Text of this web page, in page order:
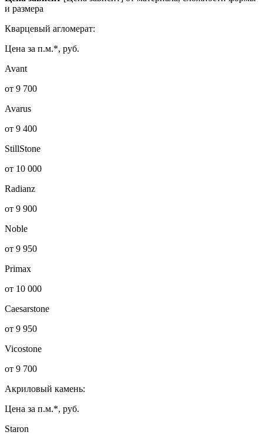
и размера
Кварцевый агломерат:
Цена за п.м.*, руб.
Avant
от 9 700
Avarus
от 9 400
StillStone
от 10 000
Radianz
от 9 900
Noble
от 9 950
Primax
от 10 000
Caesarstone
от 9 950
Vicostone
от 9 700
Акриловый камень:
Цена за п.м.*, руб.
Staron